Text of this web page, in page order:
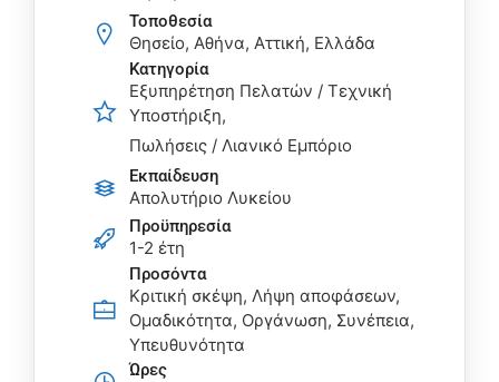
Τοποθεσία
Θησείο, Αθήνα, Αττική, Ελλάδα
Κατηγορία
Εξυπηρέτηση Πελατών / Τεχνική
Υποστήριξη
Πωλήσεις / Λιανικό Εμπόριο
Εκπαίδευση
Απολυτήριο Λυκείου
Προϋπηρεσία
1-2 έτη
Προσόντα
Κριτική σκέψη, Λήψη αποφάσεων,
Ομαδικότητα, Οργάνωση, Συνέπεια,
Υπευθυνότητα
Ώρες